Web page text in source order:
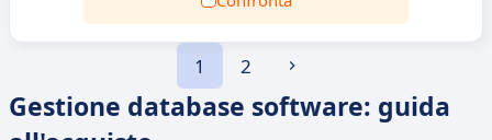
1 2
Gestione database software: guida